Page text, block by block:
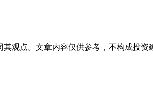
观点。文章内容仅供参考，不构成投